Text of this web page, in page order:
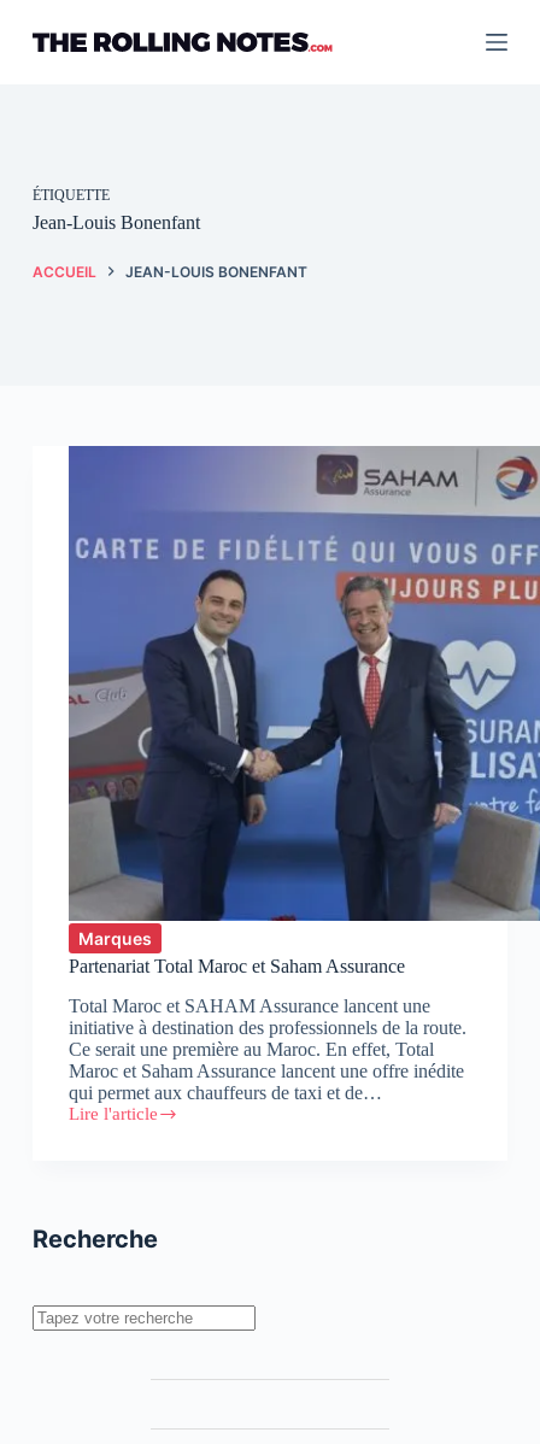
contenu
ÉTIQUETTE
Jean-Louis Bonenfant
ACCUEIL JEAN-LOUIS BONENFANT
Marques
Partenariat Total Maroc et Saham Assurance
Total Maroc et SAHAM Assurance lancent une
initiative à destination des professionnels de la route.
Ce serait une première au Maroc. En effet, Total
Maroc et Saham Assurance lancent une offre inédite
qui permet aux chauffeurs de taxi et de…
Lire l'article
Partenariat
Recherche
Rechercher